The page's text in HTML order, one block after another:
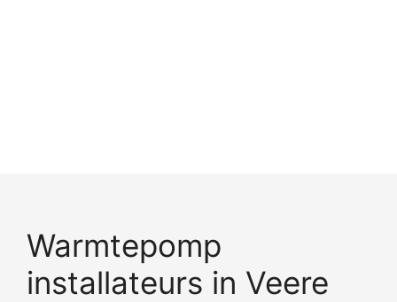
Warmtepomp
installateurs in Veere